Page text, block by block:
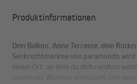
Produktinformationen
Dein Balkon, deine Terrasse, dein
Senkrechtmarkise von paramondo
einem Ort, an dem du dich rundum